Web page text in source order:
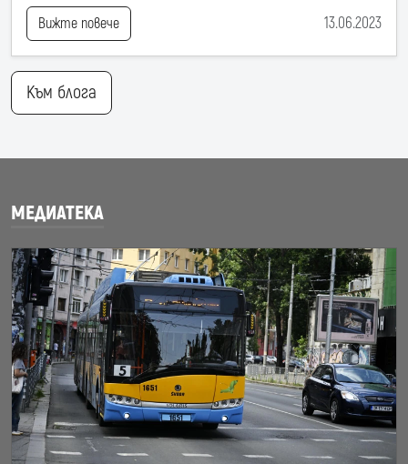
Вижте повече 13.06.2023
Към блога
МЕДИАТЕКА